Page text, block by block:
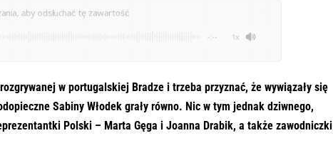
aby odsłuchać tę zawartość
-:--
w portugalskiej Bradze i trzeba przyznać, że wywiązały się
Sabiny Włodek grały równo. Nic w tym jednak dziwnego,
Polski – Marta Gęga i Joanna Drabik, a także zawodniczki